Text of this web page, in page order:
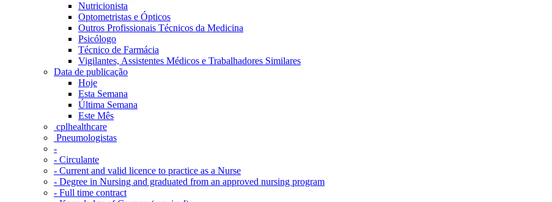
Nutricionista
Optometristas e Ópticos
Outros Profissionais Técnicos da Medicina
Psicólogo
Técnico de Farmácia
Vigilantes, Assistentes Médicos e Trabalhadores Similares
Data de publicação
Hoje
Esta Semana
Última Semana
Este Mês
‎ cplhealthcare‬
Pneumologistas
-
- Circulante
- Current and valid licence to practice as a Nurse
- Degree in Nursing and graduated from an approved nursing program
- Full time contract